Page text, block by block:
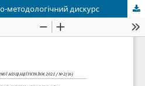
методологічний дискурс